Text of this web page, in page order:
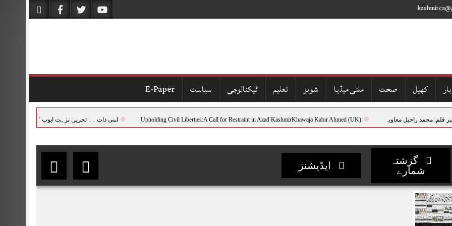
کھیل صحت ملٹی میڈیا شوبز تعلیم ٹیکنالوجی سیاست E-Paper
راحیل معاویہ Upholding Civil Liberties:A Call for Restraint in Azad KashmirKhawaja Kabir Ahmed (UK) اپنی ذات ۔۔ تحریر: نزہت ایوب کاظمی (اسلام آباد )
گزشتہ
شمارے
ایڈیشنز